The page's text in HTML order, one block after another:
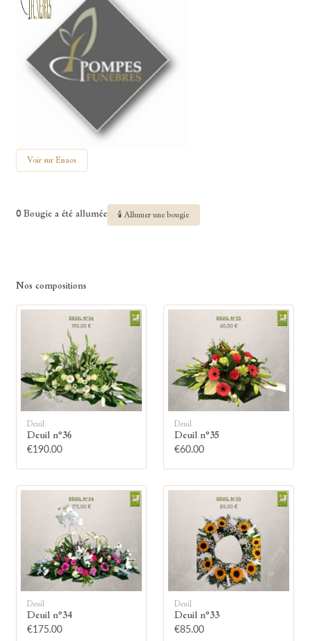
Voir sur Enaos
0 Bougie a été allumée 🕯 Allumer une bougie
Allumez une bougie
Montrez votre soutien à la famille en
allumant symboliquement une bougie.
Votre prénom
Nos compositions
Deuil
Deuil n°36
€190.00
Deuil
Deuil n°35
€60.00
Deuil
Deuil n°34
€175.00
Deuil
Deuil n°33
€85.00